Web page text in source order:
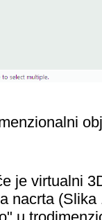
je virtualni
nacrta